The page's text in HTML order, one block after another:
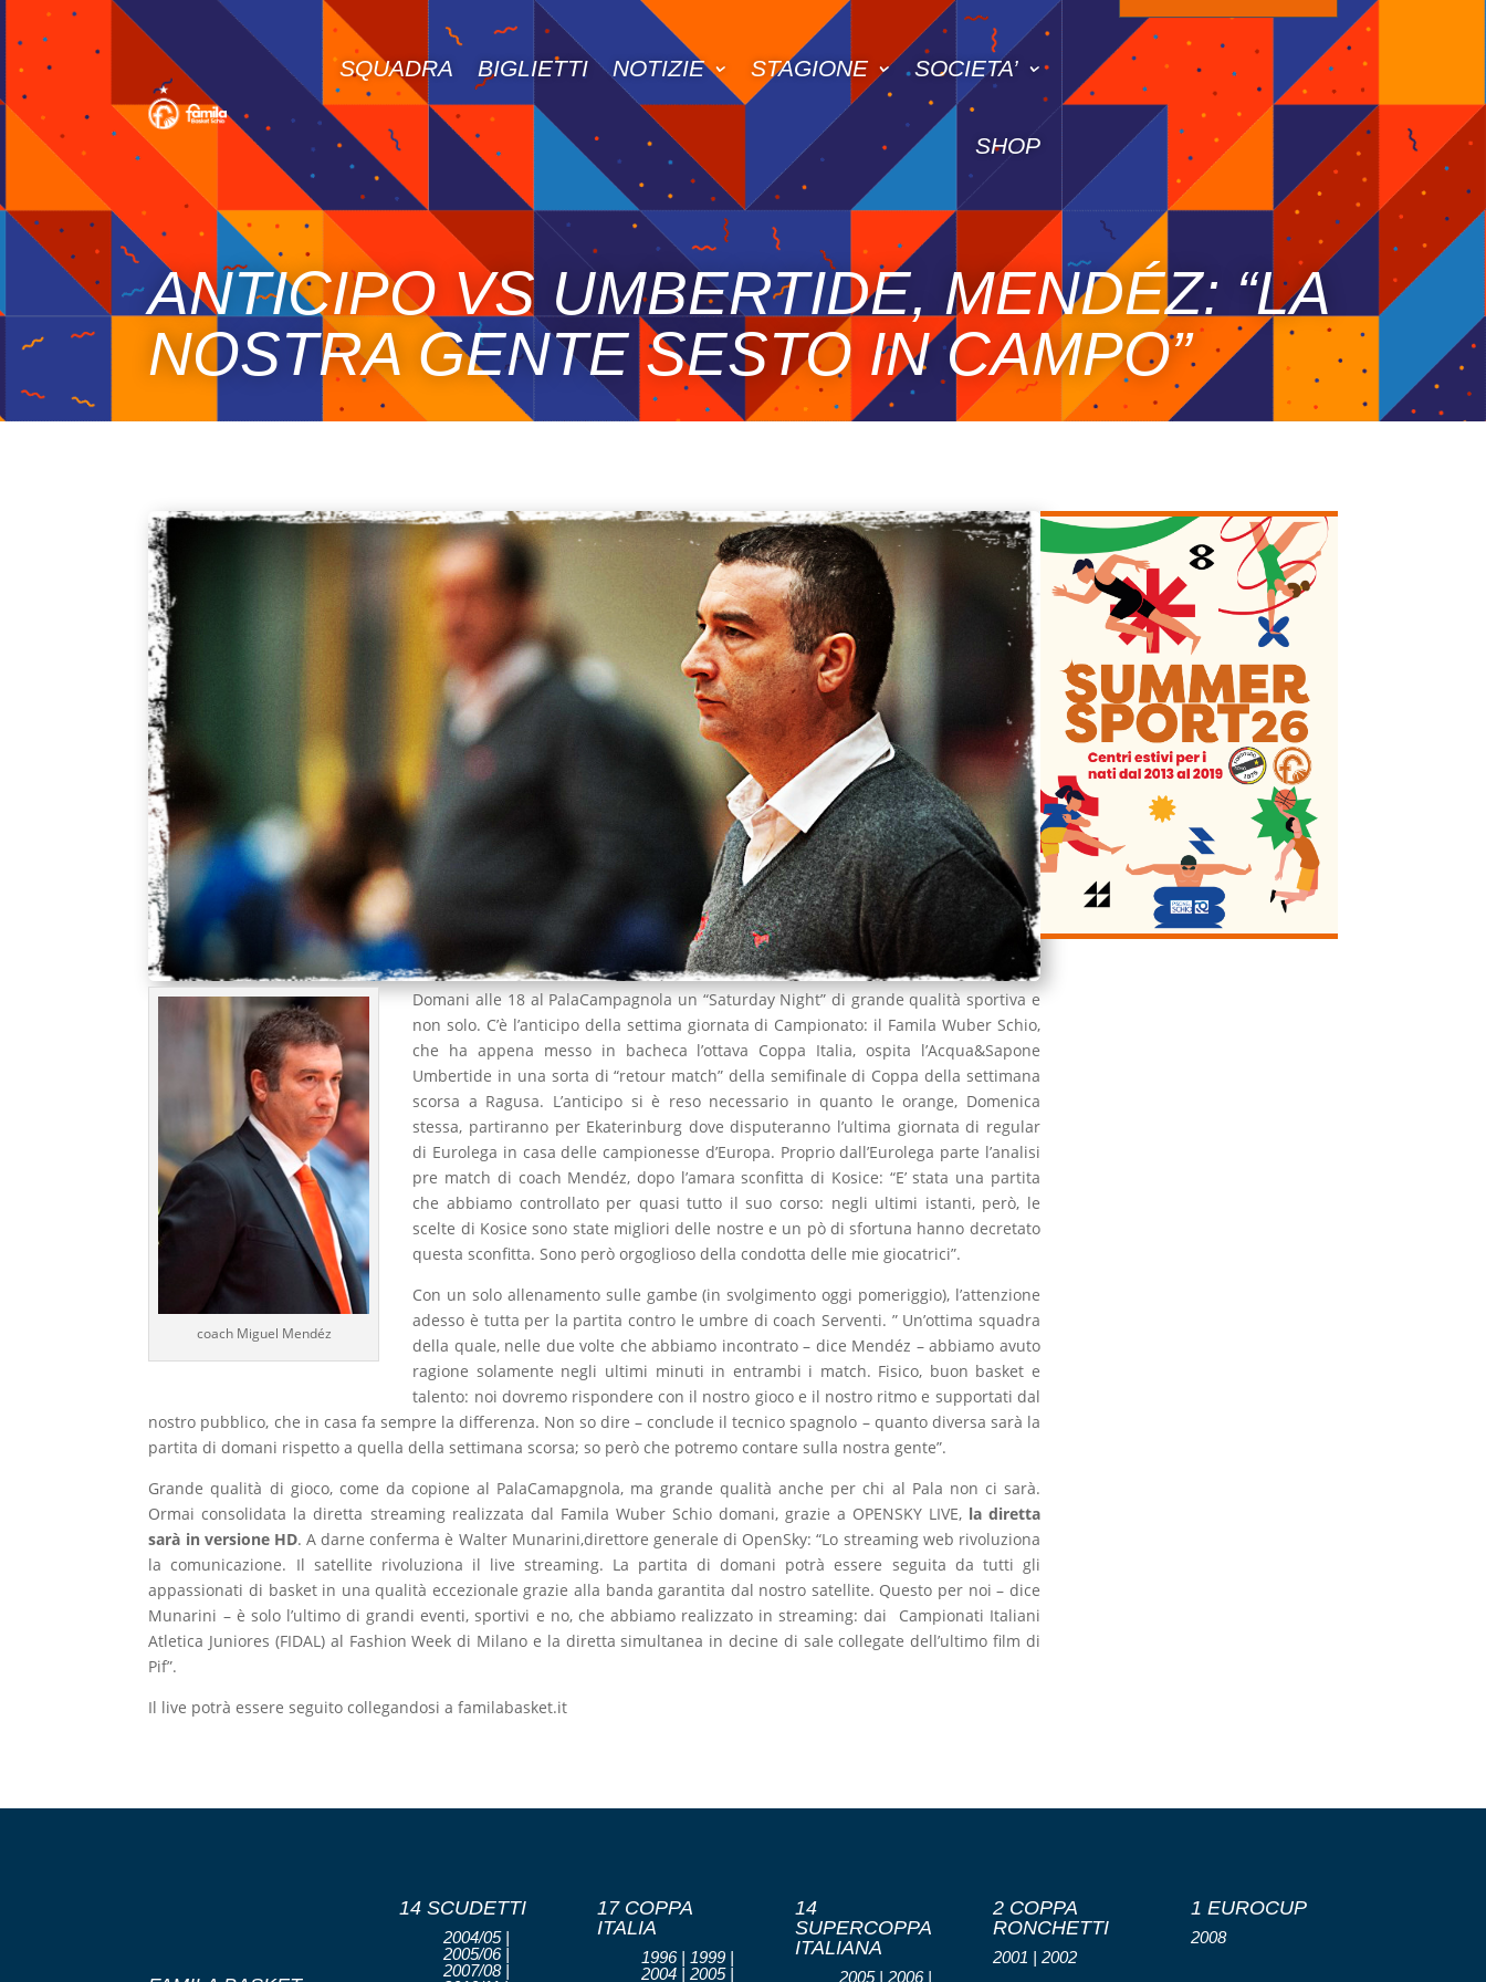
SQUADRA BIGLIETTI NOTIZIE STAGIONE SOCIETA’
SHOP
ANTICIPO VS UMBERTIDE, MENDÉZ: “LA
NOSTRA GENTE SESTO IN CAMPO”
coach Miguel Mendéz
Domani alle 18 al PalaCampagnola un “Saturday Night” di grande qualità sportiva e
non solo. C’è l’anticipo della settima giornata di Campionato: il Famila Wuber Schio,
che ha appena messo in bacheca l’ottava Coppa Italia, ospita l’Acqua&Sapone
Umbertide in una sorta di “retour match” della semifinale di Coppa della settimana
scorsa a Ragusa. L’anticipo si è reso necessario in quanto le orange, Domenica
stessa, partiranno per Ekaterinburg dove disputeranno l’ultima giornata di regular
di Eurolega in casa delle campionesse d’Europa. Proprio dall’Eurolega parte l’analisi
pre match di coach Mendéz, dopo l’amara sconfitta di Kosice: “E’ stata una partita
che abbiamo controllato per quasi tutto il suo corso: negli ultimi istanti, però, le
scelte di Kosice sono state migliori delle nostre e un pò di sfortuna hanno decretato
questa sconfitta. Sono però orgoglioso della condotta delle mie giocatrici”.
Con un solo allenamento sulle gambe (in svolgimento oggi pomeriggio), l’attenzione
adesso è tutta per la partita contro le umbre di coach Serventi. ” Un’ottima squadra
della quale, nelle due volte che abbiamo incontrato – dice Mendéz – abbiamo avuto
ragione solamente negli ultimi minuti in entrambi i match. Fisico, buon basket e
talento: noi dovremo rispondere con il nostro gioco e il nostro ritmo e supportati dal
nostro pubblico, che in casa fa sempre la differenza. Non so dire – conclude il tecnico spagnolo – quanto diversa sarà la
partita di domani rispetto a quella della settimana scorsa; so però che potremo contare sulla nostra gente”.
Grande qualità di gioco, come da copione al PalaCamapgnola, ma grande qualità anche per chi al Pala non ci sarà.
Ormai consolidata la diretta streaming realizzata dal Famila Wuber Schio domani, grazie a OPENSKY LIVE,la diretta
sarà in versione HD. A darne conferma è Walter Munarini,direttore generale di OpenSky: “Lo streaming web rivoluziona
la comunicazione. Il satellite rivoluziona il live streaming. La partita di domani potrà essere seguita da tutti gli
appassionati di basket in una qualità eccezionale grazie alla banda garantita dal nostro satellite. Questo per noi – dice
Munarini – è solo l’ultimo di grandi eventi, sportivi e no, che abbiamo realizzato in streaming: dai Campionati Italiani
Atletica Juniores (FIDAL) al Fashion Week di Milano e la diretta simultanea in decine di sale collegate dell’ultimo film di
Pif”.
Il live potrà essere seguito collegandosi a familabasket.it
14 SCUDETTI
2004/05 |
2005/06 |
2007/08 |
17 COPPA
ITALIA
1996 | 1999 |
2004 | 2005 |
14
SUPERCOPPA
ITALIANA
2005 | 2006 |
2 COPPA
RONCHETTI
2001 | 2002
1 EUROCUP
2008